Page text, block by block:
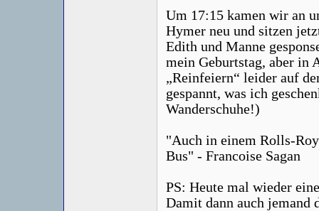
Um 17:15 kamen wir an
Hymer neu und sitzen
Edith und Manne
mein Geburtstag, aber in
„Reinfeiern“ leider auf
gespannt, was ich
Wanderschuhe!)
"Auch in einem Rolls-
Bus" - Francoise Sagan
PS: Heute mal wieder
Damit dann auch jemand